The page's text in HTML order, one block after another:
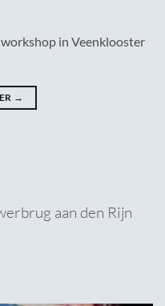
in Veenklooster
→
aan den Rijn